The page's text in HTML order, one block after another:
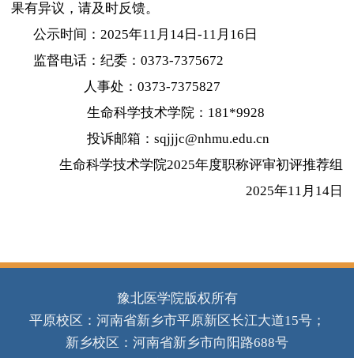
果有异议，请及时反馈。
公示时间： 2025年11 月 14日 -11 月 16 日
监督电话：纪委： 0373-7375672
人事处： 0373-7375827
生命科学技术学院： 181*9928
投诉邮箱： sqjjjc@nhmu.edu.cn
生命科学技术学院2025年度职称评审初评推荐组
2025年11 月 14 日
豫北医学院版权所有
平原校区：河南省新乡市平原新区长江大道15号；
新乡校区：河南省新乡市向阳路688号